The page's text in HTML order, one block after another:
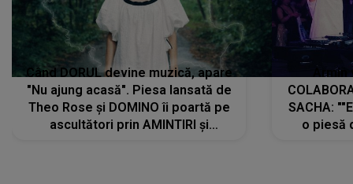
Când DORUL devine muzică, apare
"Nu ajung acasă". Piesa lansată de
Theo Rose și DOMINO îi poartă pe
ascultători prin AMINTIRI și
SACHA:
o piesă